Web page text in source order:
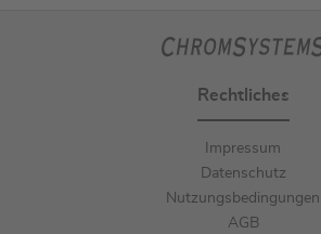
Rechtliches
Impressum
Datenschutz
Nutzungsbedingungen
AGB